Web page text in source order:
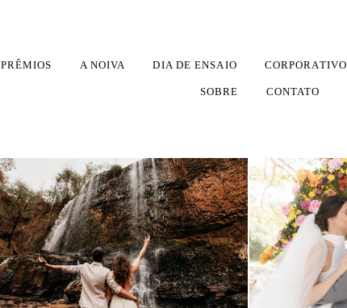
PRÊMIOS A NOIVA DIA DE ENSAIO CORPORATIVO
SOBRE CONTATO